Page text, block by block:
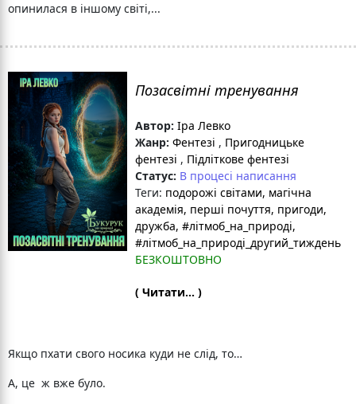
опинилася в іншому світі,...
Позасвітні тренування
Автор: Іра Левко
Жанр: Фентезі , Пригодницьке
фентезі , Підліткове фентезі
Статус: В процесі написання
Теги: подорожі світами, магічна
академія, перші почуття, пригоди,
дружба, #літмоб_на_природі,
#літмоб_на_природі_другий_тиждень
БЕЗКОШТОВНО
( Читати... )
Якщо пхати свого носика куди не слід, то…
А, це ж вже було.